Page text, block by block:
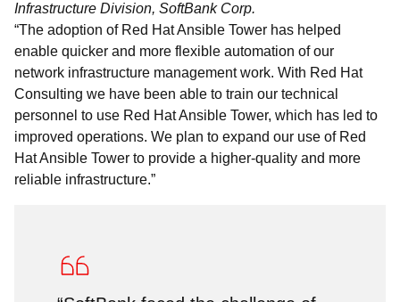
Infrastructure Division, SoftBank Corp.
“The adoption of Red Hat Ansible Tower has helped
enable quicker and more flexible automation of our
network infrastructure management work. With Red Hat
Consulting we have been able to train our technical
personnel to use Red Hat Ansible Tower, which has led to
improved operations. We plan to expand our use of Red
Hat Ansible Tower to provide a higher-quality and more
reliable infrastructure.”